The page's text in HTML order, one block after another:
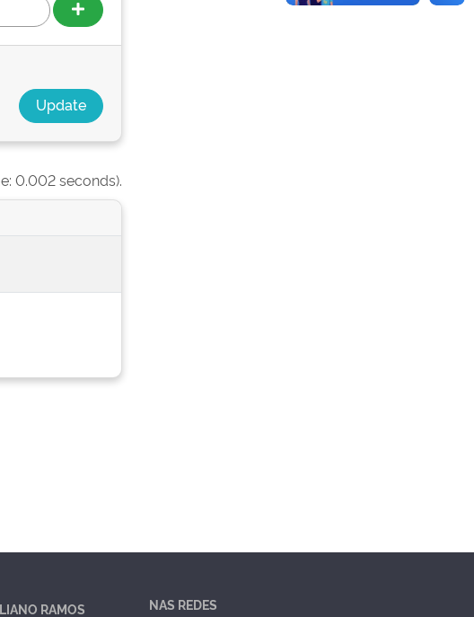
0.002 seconds).
RAMOS NAS REDES